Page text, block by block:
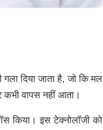
दिया जाता है, जो कि मल
कभी वापस नहीं आता।
किया। इस टेक्नोलॉजी को